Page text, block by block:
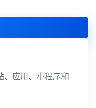
、应用、小程序和